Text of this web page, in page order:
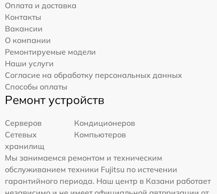
Оплата и доставка
Контакты
Вакансии
О компании
Ремонтируемые модели
Наши услуги
Согласие на обработку персональных данных
Способы оплаты
Ремонт устройств
Серверов
Кондиционеров
Сетевых
хранилищ
Компьютеров
Мы занимаемся ремонтом и техническим
обслуживанием техники Fujitsu по истечении
гарантийного периода. Наш центр в Казани работает